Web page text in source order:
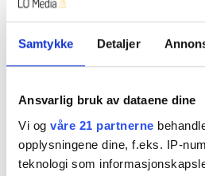
Samtykke Detaljer
Ansvarlig bruk av dataene dine
Vi og våre 21 partnerne
opplysningene dine, f.eks. IP-
teknologi som
– Det var helt åpenbar at vi
Spørsmålet var ikkeom vi
som skulle hit, sier han.
Fra fagforeningen ble de fire
fagforeningskamerater i
det ikke har blitt arrangert
politisken streik i flere storbyer.